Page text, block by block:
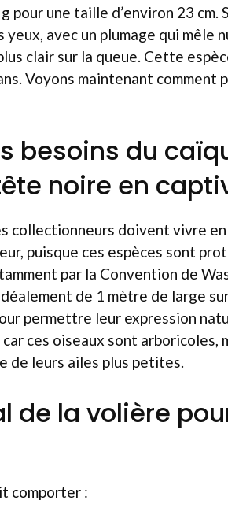
pour une taille d’environ 23 cm.
avec un plumage qui mêle
clair sur la queue. Cette
Voyons maintenant comment
besoins du
noire en
collectionneurs doivent vivre
puisque ces espèces sont
par la Convention de
de 1 mètre de large
permettre leur expression
ces oiseaux sont arboricoles,
de leurs ailes plus petites.
de la volière
comporter :